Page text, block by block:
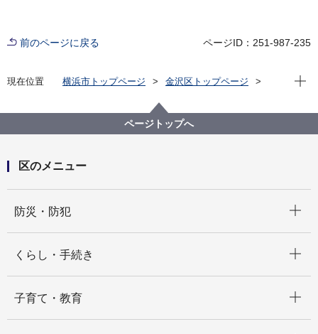
前のページに戻る ページID：251-987-235
現在位置 横浜市トップページ
金沢区トップページ
現在
ページトップへ
区のメニュー
防災・防犯
くらし・手続き
子育て・教育